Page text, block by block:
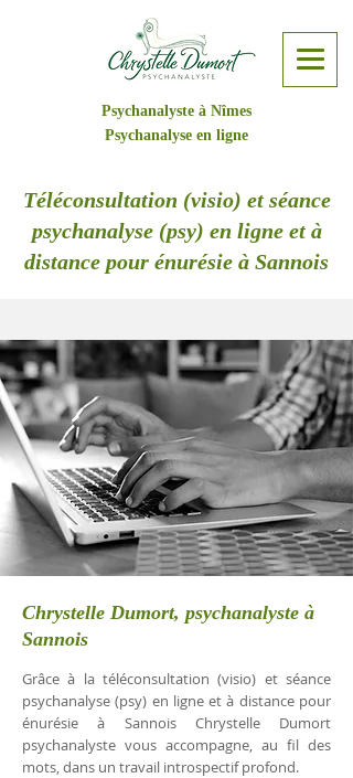
Psychanalyste à Nîmes
Psychanalyse en ligne
Téléconsultation (visio) et séance
psychanalyse (psy) en ligne et à
distance pour énurésie à Sannois
Chrystelle Dumort, psychanalyste à
Sannois
Grâce à la téléconsultation (visio) et séance
psychanalyse (psy) en ligne et à distance pour
énurésie à Sannois Chrystelle Dumort
psychanalyste vous accompagne, au fil des
mots, dans un travail introspectif profond.